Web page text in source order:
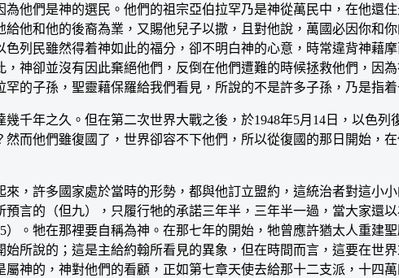
們是神的選民。他們的祖宗亞伯拉罕乃是神從萬民中，在他還
他和他的後裔為業，又賜他兒子以撒，且對他說，萬國必因你和
列民雖然得着神如此的福分，卻不明白神的心意，時常違背神藉
神卻並沒有因此棄絕他們，反倒在他們遭難的時候拯救他們，因
的子孫，聖靈藉保羅給我們看見，所說的不是許多子孫，乃是指
年之久。但在第二次世界大戰之後，於1948年5月14日，以色列
而他們雖復國了，世界卻容不下他們，所以從復國的那日開始，
許多國家處於當時的形勢，都與他訂立盟約，這統治者對這小
言的（但九），只履行牠的承諾三年半，三年半一過，當大家還
。牠在那裡要自稱為神。在那七年的開始，牠曾應許猶太人重建
所說的；這是主給約翰所看見的異象，但在時間而言，這要在世
神的，神對他們的看顧，正如第七章天使去給那十二支派，十四